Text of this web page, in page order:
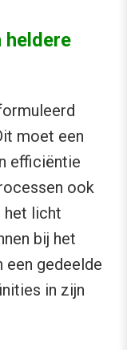
heldere
moet een
efficiëntie
ook
het licht
bij het
een gedeelde
in zijn